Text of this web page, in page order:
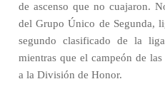
de ascenso que no cuajaron.
del Grupo Único de Segunda,
segundo clasificado de la
mientras que el campeón de
a la División de Honor.